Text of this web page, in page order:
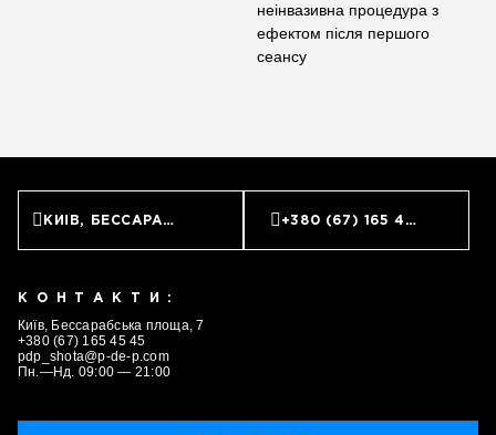
неінвазивна процедура з
ефектом після першого
сеансу
КИЇВ, БЕССАРАБСЬКА ПЛОЩА, 7 +380 (67) 165 45 45
КОНТАКТИ:
Київ, Бессарабська площа, 7
+380 (67) 165 45 45
pdp_shota@p-de-p.com
Пн.—Нд. 09:00 — 21:00